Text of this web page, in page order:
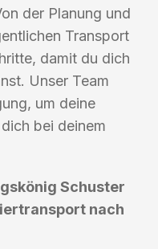
der Planung und
Transport
damit du dich
Unser Team
um deine
bei deinem
Schuster
nach